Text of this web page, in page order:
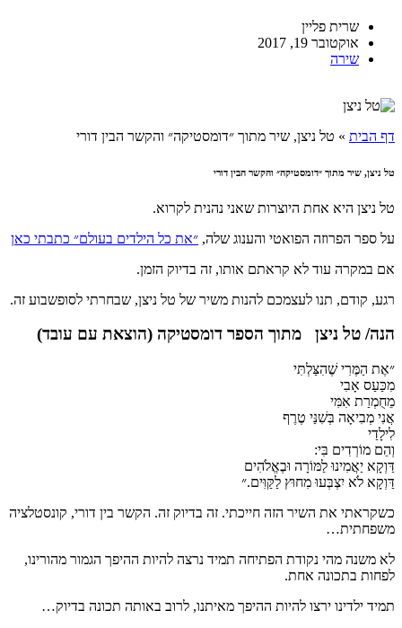
שרית פליין
אוקטובר 19, 2017
שירה
דף הבית » טל ניצן, שיר מתוך ״דומסטיקה״ והקשר הבין דורי
טל ניצן, שיר מתוך ״דומסטיקה״ והקשר הבין דורי
טל ניצן היא אחת היוצרות שאני נהנית לקרוא.
על ספר הפרוזה הפואטי והענוג שלה, ״את כל הילדים בעולם״ כתבתי כאן
אם במקרה עוד לא קראתם אותו, זה בדיוק הזמן.
רגע, קודם, תנו לעצמכם להנות משיר של טל ניצן, שבחרתי לסופשבוע זה.
הנה/ טל ניצן מתוך הספר דומסטיקה (הוצאת עם עובד)
״אֶת הַמֶּרִי שֶׁהִצַּלְתִּי
מִכַּעַס אָבִי
מֵחֻמְרַת אִמִּי
אֲנִי מְבִיאָה בְּשִׁנַּי טֶרֶף
לִילָדַי
וְהֵם מוֹרְדִים בִּי:
דַּוְקָא יַאֲמִינוּ לַמּוֹרָה וּבֶאֱלֹהִים
דַּוְקָא לֹא יִצְבְּעוּ מִחוּץ לַקַּוִּים.״
כשקראתי את השיר הזה חייכתי. זה בדיוק זה. הקשר בין דורי, קונסטלציה
משפחתית…
לא משנה מהי נקודת הפתיחה תמיד נרצה להיות ההיפך הגמור מהורינו,
לפחות בתכונה אחת.
תמיד ילדינו ירצו להיות ההיפך מאיתנו, לרוב באותה תכונה בדיוק…